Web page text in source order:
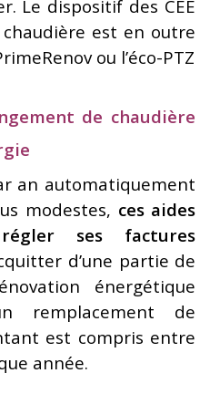
Le dispositif des CEE
est en outre
ou l’éco-PTZ
de chaudière
an automatiquement
modestes, ces aides
ses factures
d’une partie de
énergétique
remplacement de
est compris entre
année.